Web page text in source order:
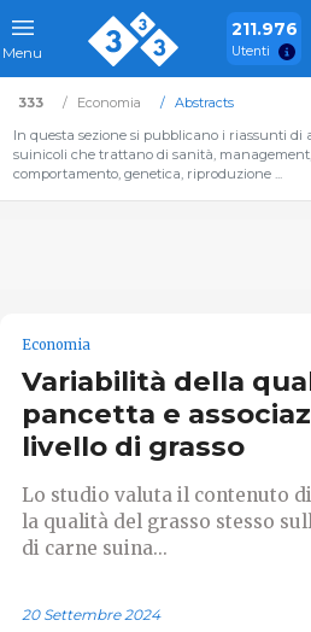
Menu
211.976
Utenti
333 Economia
Abstracts
In questa sezione si pubblicano i riassunti
suinicoli che trattano di sanità,
comportamento, genetica, riproduzione ...
Economia
Variabilità della
pancetta e
livello di grasso
Lo studio valuta il contenuto
la qualità del grasso stesso
di carne suina...
20 Settembre 2024